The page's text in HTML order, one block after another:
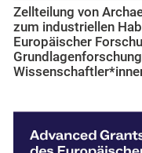
Zellteilung von
zum industriellen
Europäischer